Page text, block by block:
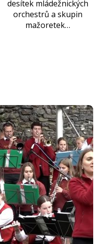
desítek mládežnických
orchestrů a skupin
mažoretek…